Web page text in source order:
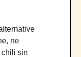
ne
sin